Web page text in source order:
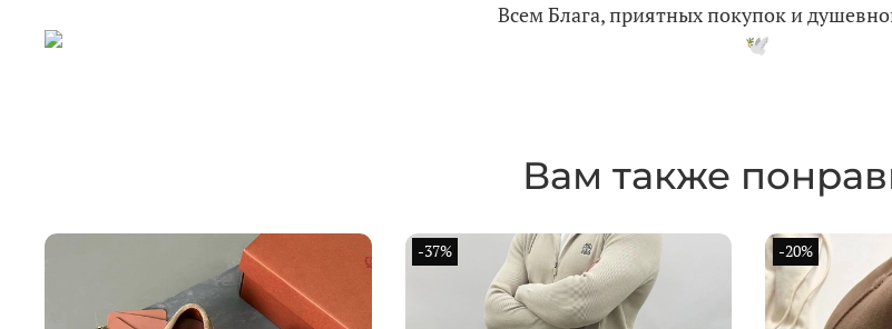
Всем Блага, приятных покупок и
Вам также
-37% -20%